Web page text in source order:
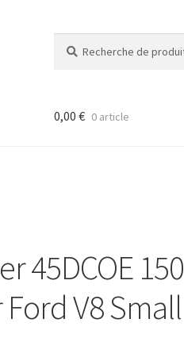
pour :
0,00 € 0 article
45DCOE 150
V8 Small